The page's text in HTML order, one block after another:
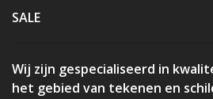
SALE
Wij zijn gespecialiseerd in
het gebied van tekenen en